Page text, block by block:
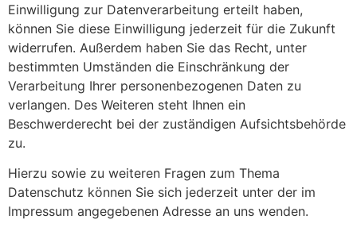
Einwilligung zur Datenverarbeitung erteilt haben,
können Sie diese Einwilligung jederzeit für die Zukunft
widerrufen. Außerdem haben Sie das Recht, unter
bestimmten Umständen die Einschränkung der
Verarbeitung Ihrer personenbezogenen Daten zu
verlangen. Des Weiteren steht Ihnen ein
Beschwerderecht bei der zuständigen Aufsichtsbehörde
zu.
Hierzu sowie zu weiteren Fragen zum Thema
Datenschutz können Sie sich jederzeit unter der im
Impressum angegebenen Adresse an uns wenden.